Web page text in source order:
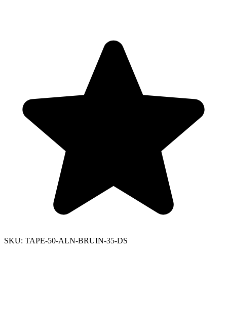
SKU: TAPE-50-ALN-BRUIN-35-DS